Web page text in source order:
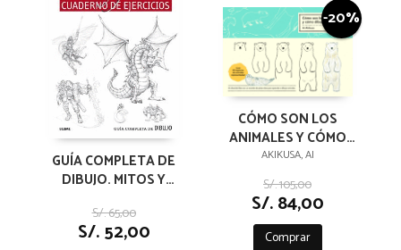
GUÍA COMPLETA DE
DIBUJO. MITOS Y
(EJERCICIOS)
S/. 65,00
S/. 52,00
-20%
CÓMO SON LOS
ANIMALES Y CÓMO
DIBUJARLOS
AKIKUSA, AI
S/. 105,00
S/. 84,00
Comprar